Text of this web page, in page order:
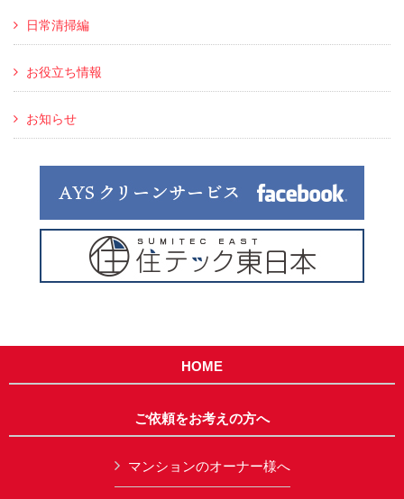
日常清掃編
お役立ち情報
お知らせ
HOME
ご依頼をお考えの方へ
マンションのオーナー様へ